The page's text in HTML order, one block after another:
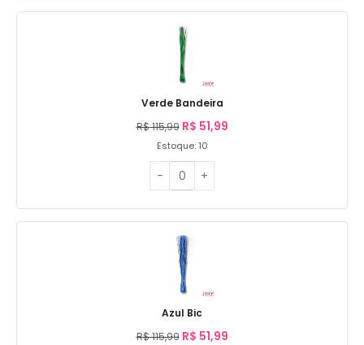
Verde Bandeira
R$115,99 R$ 51,99
Estoque: 10
Azul Bic
R$115,99 R$ 51,99